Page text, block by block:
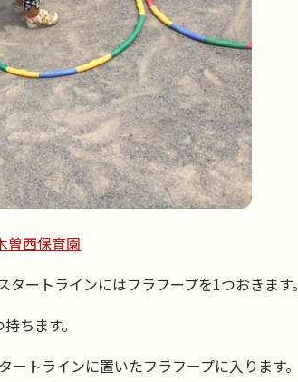
曽西保育園
ートラインにはフラフープを1つおきます。
ちます。
トラインに置いたフラフープに入ります。